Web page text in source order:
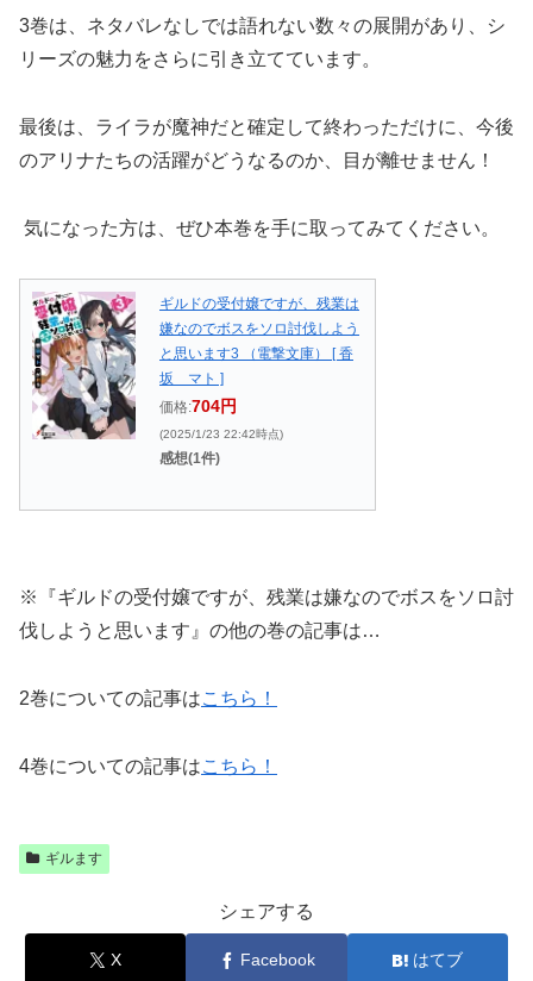
3巻は、ネタバレなしでは語れない数々の展開があり、シ
リーズの魅力をさらに引き立てています。
最後は、ライラが魔神だと確定して終わっただけに、今後
のアリナたちの活躍がどうなるのか、目が離せません！
気になった方は、ぜひ本巻を手に取ってみてください。
ギルドの受付嬢ですが、残業は
嫌なのでボスをソロ討伐しよう
と思います3 （電撃文庫） [ 香
坂 マト ]
価格:704円
(2025/1/23 22:42時点)
感想(1件)
※『ギルドの受付嬢ですが、残業は嫌なのでボスをソロ討
伐しようと思います』の他の巻の記事は…
2巻についての記事はこちら！
4巻についての記事はこちら！
ギルます
シェアする
X Facebook はてブ